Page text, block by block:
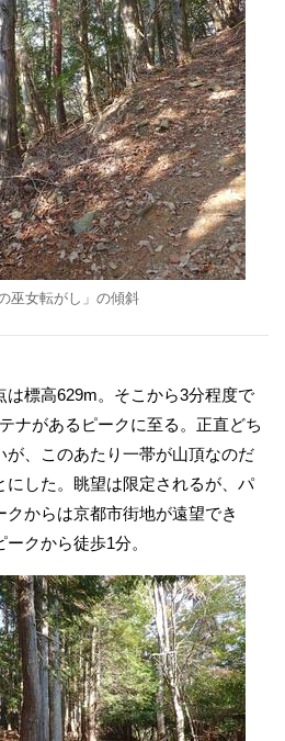
巫女転がし」の傾斜
標高629m。そこから3分程度で
ナがあるピークに至る。正直どち
が、このあたり一帯が山頂なのだ
にした。眺望は限定されるが、パ
からは京都市街地が遠望でき
クから徒歩1分。